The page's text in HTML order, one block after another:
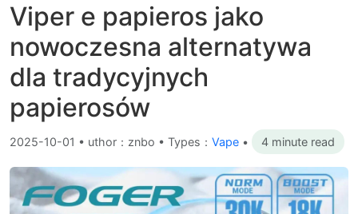
Viper e papieros jako
nowoczesna alternatywa
dla tradycyjnych
papierosów
2025-10-01 • uthor：znbo • Types： Vape • 4 minute read